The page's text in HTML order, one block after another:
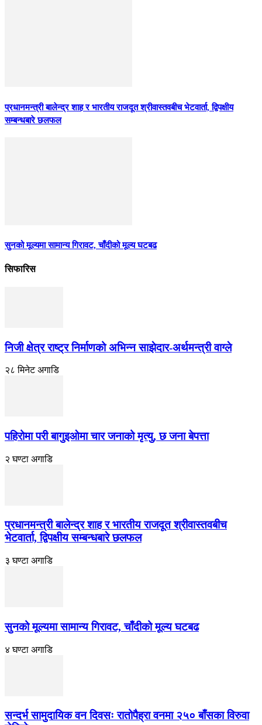
प्रधानमन्त्री बालेन्द्र शाह र भारतीय राजदूत श्रीवास्तवबीच भेटवार्ता, द्विपक्षीय
सम्बन्धबारे छलफल
सुनको मूल्यमा सामान्य गिरावट, चाँदीको मूल्य घटबढ
सिफारिस
निजी क्षेत्र राष्ट्र निर्माणको अभिन्न साझेदार-अर्थमन्त्री वाग्ले
२८ मिनेट अगाडि
पहिरोमा परी बागुइओमा चार जनाको मृत्यु, छ जना बेपत्ता
२ घण्टा अगाडि
प्रधानमन्त्री बालेन्द्र शाह र भारतीय राजदूत श्रीवास्तवबीच
भेटवार्ता, द्विपक्षीय सम्बन्धबारे छलफल
३ घण्टा अगाडि
सुनको मूल्यमा सामान्य गिरावट, चाँदीको मूल्य घटबढ
४ घण्टा अगाडि
सन्दर्भ सामुदायिक वन दिवसः रातोपैह्रा वनमा २५० बाँसका विरुवा